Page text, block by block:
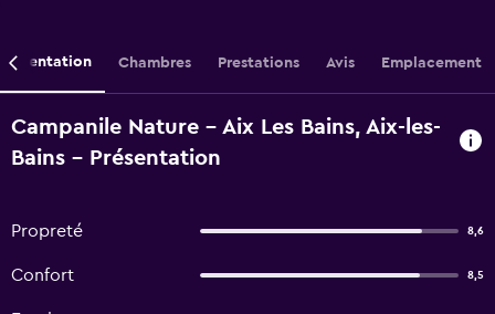
Présentation Chambres Prestations Avis Emplacement
Campanile Nature - Aix Les Bains, Aix-les-
Bains - Présentation
Propreté 8,6
Confort 8,5